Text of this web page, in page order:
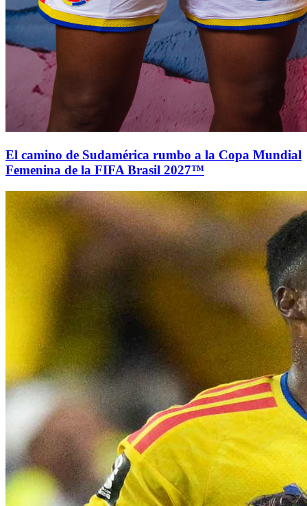
El camino de Sudamérica rumbo a la Copa Mundial
Femenina de la FIFA Brasil 2027™